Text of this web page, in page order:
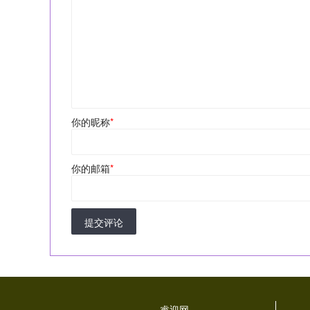
你的昵称*
你的邮箱*
提交评论